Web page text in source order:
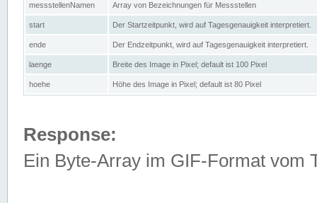
messstellenNamen Array von Bezeichnungen für Messstellen
start Der Startzeitpunkt, wird auf Tagesgenauigkeit interpretiert.
ende Der Endzeitpunkt, wird auf Tagesgenauigkeit interpretiert.
laenge Breite des Image in Pixel; default ist 100 Pixel
hoehe Höhe des Image in Pixel; default ist 80 Pixel
Response:
Ein Byte-Array im GIF-Format vom